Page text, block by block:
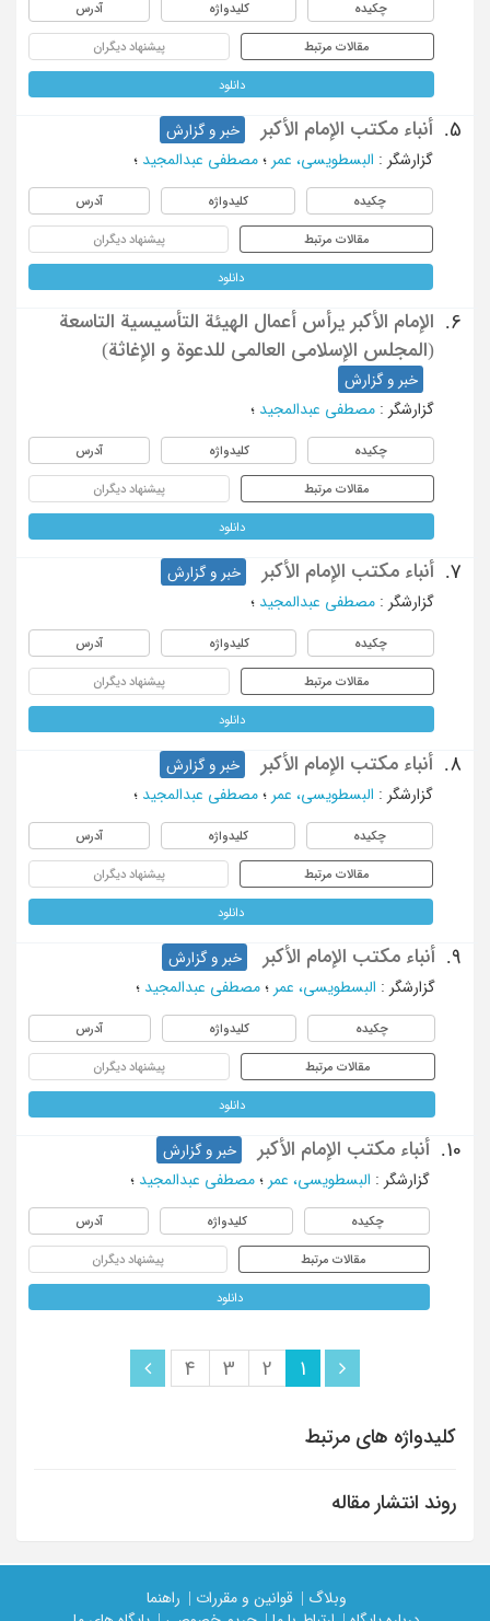
چکیده کلیدواژه آدرس
مقالات مرتبط پیشنهاد دیگران
دانلود
5. أنباء مکتب الإمام الأکبر
خبر و گزارش
گزارشگر : البسطویسی، عمر ؛ مصطفی عبدالمجید ؛
چکیده کلیدواژه آدرس
مقالات مرتبط پیشنهاد دیگران
دانلود
6.
الإمام الأکبر یرأس أعمال الهیئة التأسیسیة التاسعة
(المجلس الإسلامی العالمی للدعوة و الإغاثة)
خبر و گزارش
گزارشگر : مصطفی عبدالمجید ؛
چکیده کلیدواژه آدرس
مقالات مرتبط پیشنهاد دیگران
دانلود
7. أنباء مکتب الإمام الأکبر
خبر و گزارش
گزارشگر : مصطفی عبدالمجید ؛
چکیده کلیدواژه آدرس
مقالات مرتبط پیشنهاد دیگران
دانلود
8. أنباء مکتب الإمام الأکبر
خبر و گزارش
گزارشگر : البسطویسی، عمر ؛ مصطفی عبدالمجید ؛
چکیده کلیدواژه آدرس
مقالات مرتبط پیشنهاد دیگران
دانلود
9. أنباء مکتب الإمام الأکبر
خبر و گزارش
گزارشگر : البسطویسی، عمر ؛ مصطفی عبدالمجید ؛
چکیده کلیدواژه آدرس
مقالات مرتبط پیشنهاد دیگران
دانلود
10. أنباء مکتب الإمام الأکبر
خبر و گزارش
گزارشگر : البسطویسی، عمر ؛ مصطفی عبدالمجید ؛
چکیده کلیدواژه آدرس
مقالات مرتبط پیشنهاد دیگران
دانلود
1
2
3
4
کلیدواژه های مرتبط
روند انتشار مقاله
وبلاگ | قوانین و مقررات |
راهنما